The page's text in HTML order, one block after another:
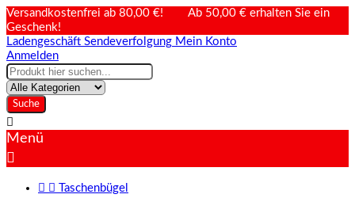
Versandkostenfrei ab 80,00 €! Ab 50,00 € erhalten Sie ein
Geschenk!
Ladengeschäft Sendeverfolgung Mein Konto
Anmelden
Suche

Menü

 
Taschenbügel